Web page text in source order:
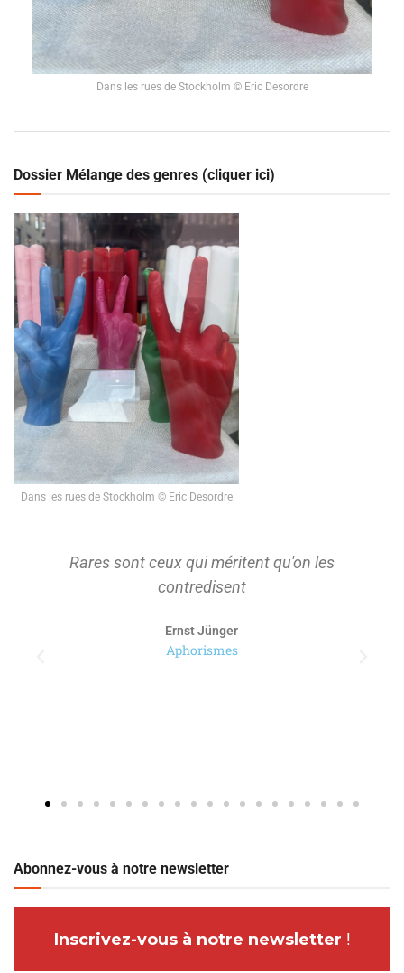
Dans les rues de Stockholm © Eric Desordre
Dossier Mélange des genres (cliquer ici)
Dans les rues de Stockholm © Eric Desordre
Rares sont ceux qui méritent qu'on les
contredisent
Ernst Jünger
Aphorismes
Abonnez-vous à notre newsletter
Inscrivez-vous à notre newsletter !